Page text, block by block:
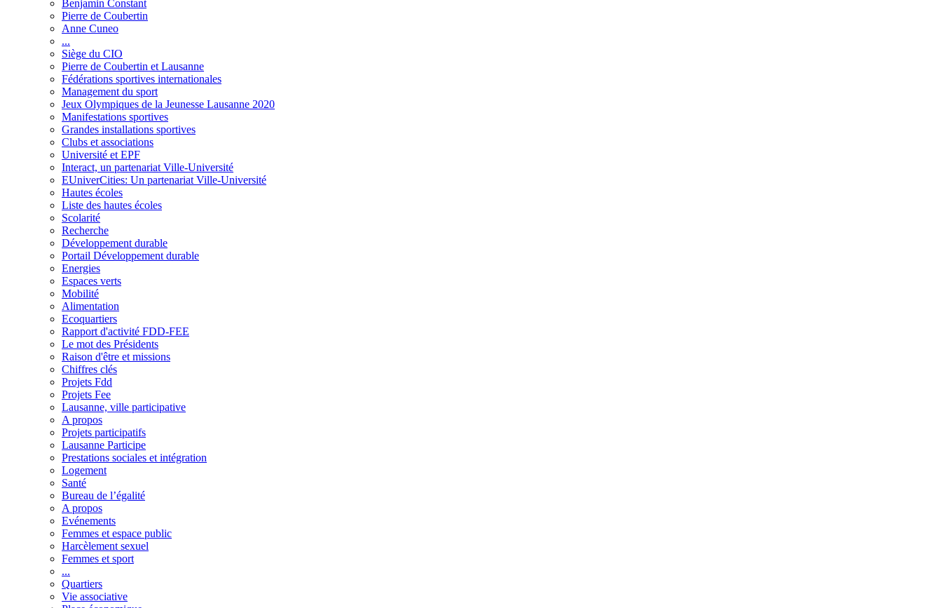
Benjamin Constant
Pierre de Coubertin
Anne Cuneo
...
Siège du CIO
Pierre de Coubertin et Lausanne
Fédérations sportives internationales
Management du sport
Jeux Olympiques de la Jeunesse Lausanne 2020
Manifestations sportives
Grandes installations sportives
Clubs et associations
Université et EPF
Interact, un partenariat Ville-Université
EUniverCities: Un partenariat Ville-Université
Hautes écoles
Liste des hautes écoles
Scolarité
Recherche
Développement durable
Portail Développement durable
Energies
Espaces verts
Mobilité
Alimentation
Ecoquartiers
Rapport d'activité FDD-FEE
Le mot des Présidents
Raison d'être et missions
Chiffres clés
Projets Fdd
Projets Fee
Lausanne, ville participative
A propos
Projets participatifs
Lausanne Participe
Prestations sociales et intégration
Logement
Santé
Bureau de l’égalité
A propos
Evénements
Femmes et espace public
Harcèlement sexuel
Femmes et sport
...
Quartiers
Vie associative